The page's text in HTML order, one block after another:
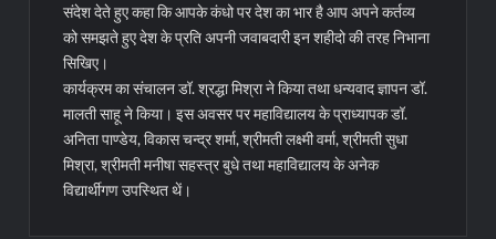
संदेश देते हुए कहा कि आपके कंधो पर देश का भार है आप अपने कर्तव्य
को समझते हुए देश के प्रति अपनी जवाबदारी इन शहीदो की तरह निभाना
सिखिए।
कार्यक्रम का संचालन डॉ. श्रद्धा मिश्रा ने किया तथा धन्यवाद ज्ञापन डॉ.
मालती साहू ने किया। इस अवसर पर महाविद्यालय के प्राध्यापक डॉ.
अनिता पाण्डेय, विकास चन्द्र शर्मा, श्रीमती लक्ष्मी वर्मा, श्रीमती सुधा
मिश्रा, श्रीमती मनीषा सहस्त्र बुधे तथा महाविद्यालय के अनेक
विद्यार्थीगण उपस्थित थें।